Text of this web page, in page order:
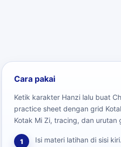
Cara pakai
Ketik karakter Hanzi lalu buat
practice sheet dengan grid
Kotak Mi Zi, tracing, dan urutan
1 Isi materi latihan di sisi kiri.